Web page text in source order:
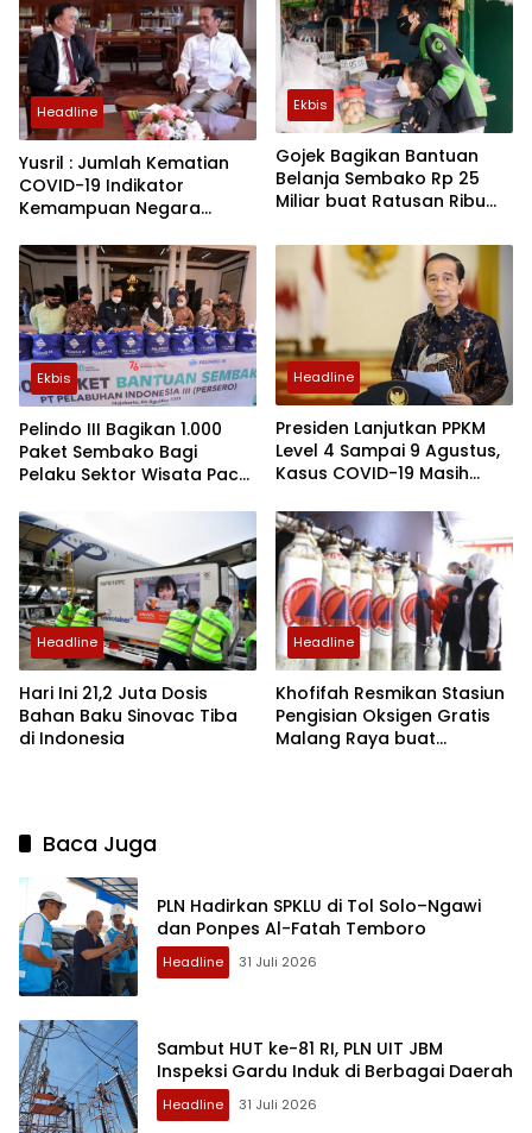
Headline
Yusril : Jumlah Kematian
COVID-19 Indikator
Kemampuan Negara
Ekbis
Gojek Bagikan Bantuan
Belanja Sembako Rp 25
Miliar buat Ratusan Ribu
Ekbis
Pelindo III Bagikan 1.000
Paket Sembako Bagi
Pelaku Sektor Wisata Pacet
Headline
Presiden Lanjutkan PPKM
Level 4 Sampai 9 Agustus,
Kasus COVID-19 Masih
Headline
Hari Ini 21,2 Juta Dosis
Bahan Baku Sinovac Tiba
di Indonesia
Headline
Khofifah Resmikan Stasiun
Pengisian Oksigen Gratis
Malang Raya buat
Baca Juga
PLN Hadirkan SPKLU di Tol Solo–Ngawi
dan Ponpes Al-Fatah Temboro
Headline 31 Juli 2026
Sambut HUT ke-81 RI, PLN UIT JBM
Inspeksi Gardu Induk di Berbagai Daerah
Headline 31 Juli 2026